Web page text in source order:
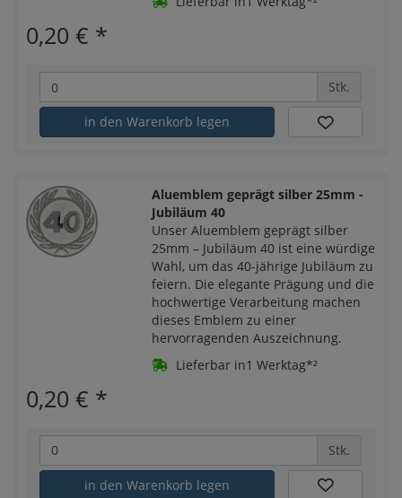
0,20 € *
Stk.
in den Warenkorb legen
Aluemblem geprägt silber 25mm -
Jubiläum 40
Unser Aluemblem geprägt silber
25mm – Jubiläum 40 ist eine würdige
Wahl, um das 40-jährige Jubiläum zu
feiern. Die elegante Prägung und die
hochwertige Verarbeitung machen
dieses Emblem zu einer
hervorragenden Auszeichnung.
Lieferbar in1 Werktag*²
0,20 € *
Stk.
in den Warenkorb legen